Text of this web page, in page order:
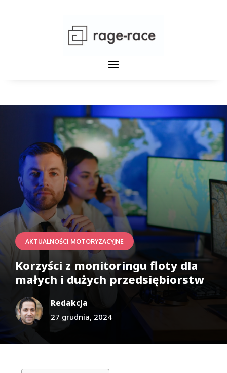
AKTUALNOŚCI MOTORYZACYJNE
Korzyści z monitoringu floty dla
małych i dużych przedsiębiorstw
Redakcja
27 grudnia, 2024